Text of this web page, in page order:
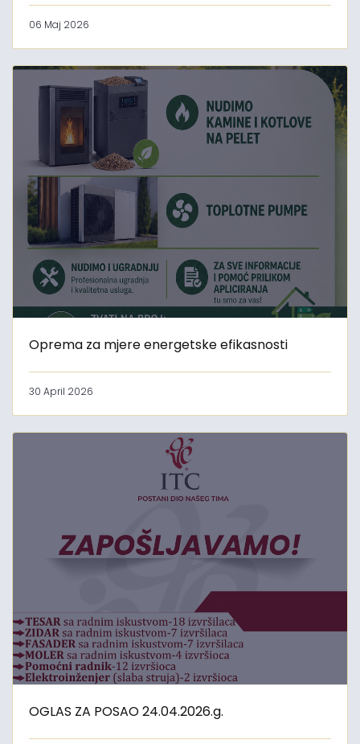
06 Maj 2026
Oprema za mjere energetske efikasnosti
30 April 2026
OGLAS ZA POSAO 24.04.2026.g.